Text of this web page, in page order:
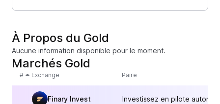
À Propos du Gold
Aucune information disponible pour le moment.
Marchés Gold
# Exchange Paire
Finary Invest Investissez en pilote